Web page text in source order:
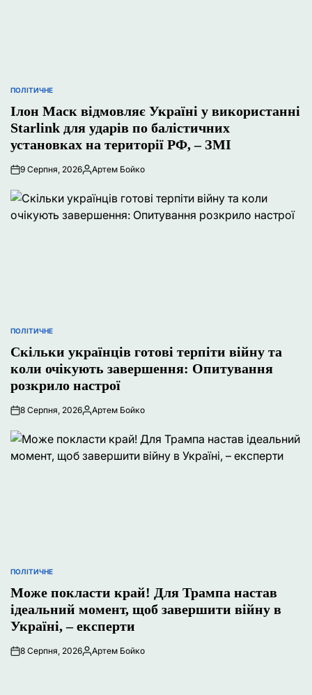
ОПУБЛІКУВАТИ
ПОЛІТИЧНЕ
Ілон Маск відмовляє Україні у використанні
Starlink для ударів по балістичних
установках на території РФ, – ЗМІ
9 Серпня, 2026Опубліковано
Артем Бойко
ОПУБЛІКУВАТИ
ПОЛІТИЧНЕ
Скільки українців готові терпіти війну та
коли очікують завершення: Опитування
розкрило настрої
8 Серпня, 2026Опубліковано
Артем Бойко
ОПУБЛІКУВАТИ
ПОЛІТИЧНЕ
Може покласти край! Для Трампа настав
ідеальний момент, щоб завершити війну в
Україні, – експерти
8 Серпня, 2026Опубліковано
Артем Бойко